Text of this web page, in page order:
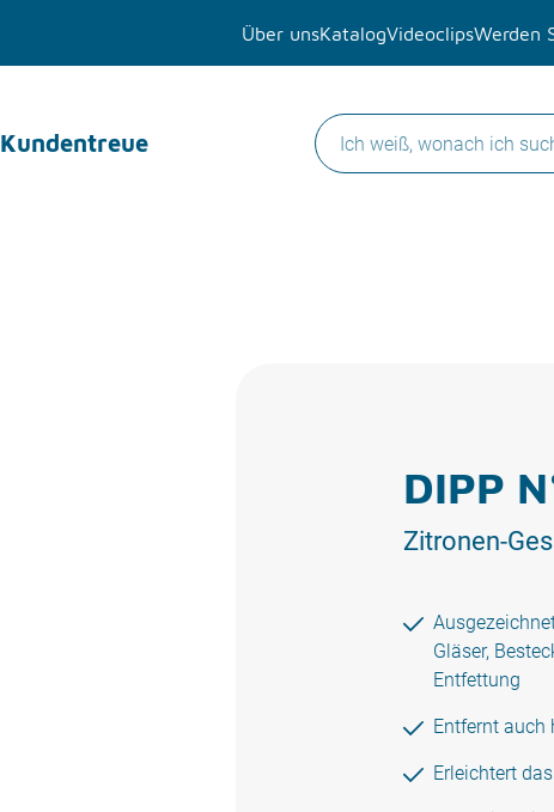
Über unsKatalogVideoclipsWerden
Kundentreue
DIPP
Zitronen-
Gläser,
Entfettung
Entfernt auch
Erleichtert